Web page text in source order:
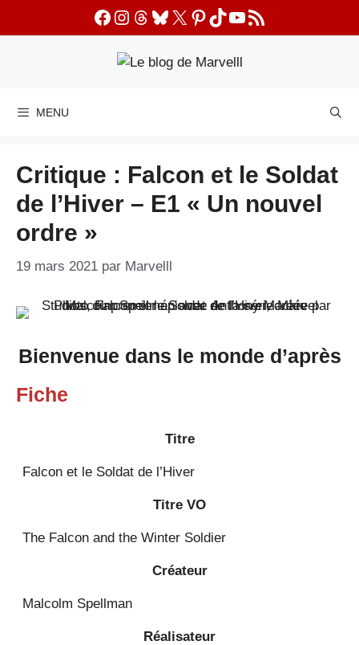
Facebook
Instagram
Threads
Bluesky
X Pinterest
TikTok
YouTube
Flux RSS
MENU
Critique : Falcon et le Soldat
de l’Hiver – E1 « Un nouvel
ordre »
19 mars 2021 par Marvelll
Bienvenue dans le monde d’après
Fiche
Titre
Falcon et le Soldat de l’Hiver
Titre VO
The Falcon and the Winter Soldier
Créateur
Malcolm Spellman
Réalisateur